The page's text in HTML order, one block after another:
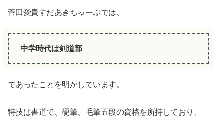
菅田愛貴すだあきちゅーぶでは、
中学時代は剣道部
であったことを明かしています。
特技は書道で、硬筆、毛筆五段の資格を所持しており、